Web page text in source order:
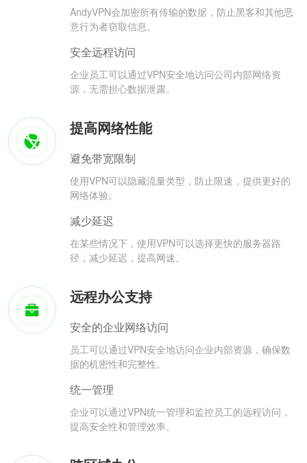
AndyVPN会加密所有传输的数据，防止黑客和其他恶
意行为者窃取信息。
安全远程访问
企业员工可以通过VPN安全地访问公司内部网络资
源，无需担心数据泄露。
提高网络性能
避免带宽限制
使用VPN可以隐藏流量类型，防止限速，提供更好的
网络体验。
减少延迟
在某些情况下，使用VPN可以选择更快的服务器路
径，减少延迟，提高网速。
远程办公支持
安全的企业网络访问
员工可以通过VPN安全地访问企业内部资源，确保数
据的机密性和完整性。
统一管理
企业可以通过VPN统一管理和监控员工的远程访问，
提高安全性和管理效率。